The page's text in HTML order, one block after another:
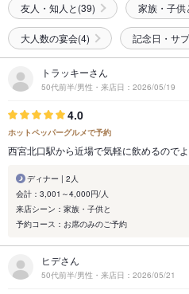
友人・知人と(39) 家族・子供
大人数の宴会(4) 記念日・サ
トラッキーさん
50代前半/男性・来店日：2026/05/19
4.0
ホットペッパーグルメで予約
西宮北口駅から近場で気軽に飲めるので
ディナー | 2人
会計：3,001～4,000円/人
来店シーン：家族・子供と
予約コース：お席のみのご予約
ヒデさん
50代前半/男性・来店日：2026/05/21